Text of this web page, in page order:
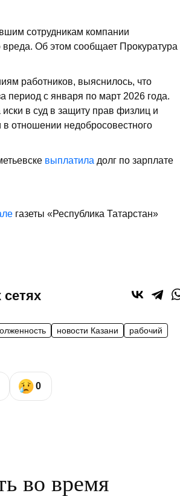
сотрудникам компании
Об этом сообщает Прокуратура
работников, выяснилось, что
период с января по март 2026 года.
в суд в защиту прав физлиц и
отношении недобросовестного
выплатила долг по зарплате
газеты «Республика Татарстан»
новости Казани
рабочий
0
во время